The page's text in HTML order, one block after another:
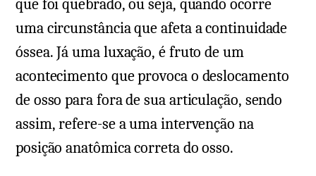
que foi quebrado, ou seja, quando ocorre
uma circunstância que afeta a continuidade
óssea. Já uma luxação, é fruto de um
acontecimento que provoca o deslocamento
de osso para fora de sua articulação, sendo
assim, refere-se a uma intervenção na
posição anatômica correta do osso.